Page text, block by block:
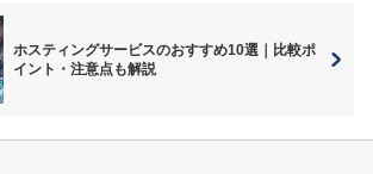
ホスティングサービスのおすすめ10選｜比較ポ
イント・注意点も解説